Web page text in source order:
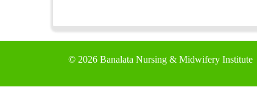
© 2026 Banalata Nursing & Midwifery Institute